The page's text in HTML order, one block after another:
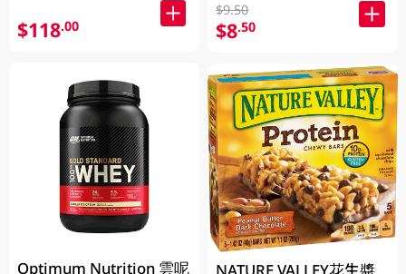
$118.00
Optimum Nutrition 雲呢
$9.50
$8.50
NATURE VALLEY花生醬